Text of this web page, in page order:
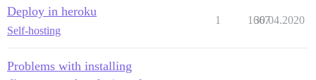
Deploy in heroku
Self-hosting
1 1667
30.04.2020
Problems with installing